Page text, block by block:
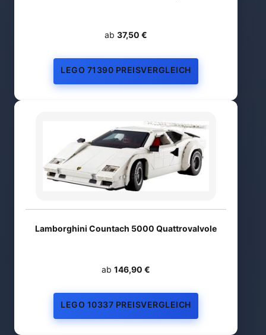
ab 37,50 €
LEGO 71390 PREISVERGLEICH
Lamborghini Countach 5000 Quattrovalvole
ab 146,90 €
LEGO 10337 PREISVERGLEICH